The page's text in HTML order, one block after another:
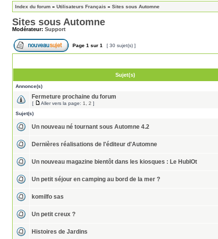
Index du forum » Utilisateurs Français » Sites sous Automne
Sites sous Automne
Modérateur: Support
Page 1 sur 1 [ 30 sujet(s) ]
Sujet(s)
Annonce(s)
Fermeture prochaine du forum
[ Aller vers la page: 1 2 ]
Sujet(s)
Un nouveau né tournant sous Automne 4.2
Dernières réalisations de l'éditeur d'Automne
Un nouveau magazine bientôt dans les kiosques : Le HublOt
Un petit séjour en camping au bord de la mer ?
komilfo sas
Un petit creux ?
Histoires de Jardins